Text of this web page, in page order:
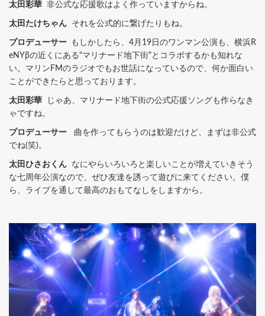
太田彩華 非公式な応援歌はよく作っていますからね。
太田たけちゃん それを公式的に繋げたりもね。
プロデューサー
もしかしたら、4月19日のワンマン公演も、横浜R
eNYβの近くにある"マリナード地下街"とコラボするかも知れな
い。マリンFMのラジオでもお世話になっているので、何か面白い
ことができたらと思っております。
太田彩華 じゃあ、マリナード地下街の公式応援ソングも作らなき
ゃですね。
プロデューサー 曲を作ってもらうのは歓迎だけど、まずは非公式
でね(笑)。
太田ひさおくん なにやらいろいろと楽しいことが増えていきそう
な七周年公演なので、ぜひ友達を誘って遊びに来てください。僕
ら、ライブを通して最高のおもてなしをしますから。